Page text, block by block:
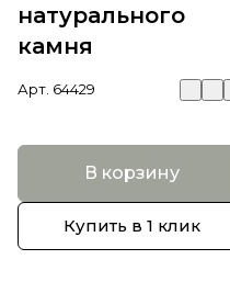
натурального
камня
Арт. 64429
В корзину
Купить в 1 клик